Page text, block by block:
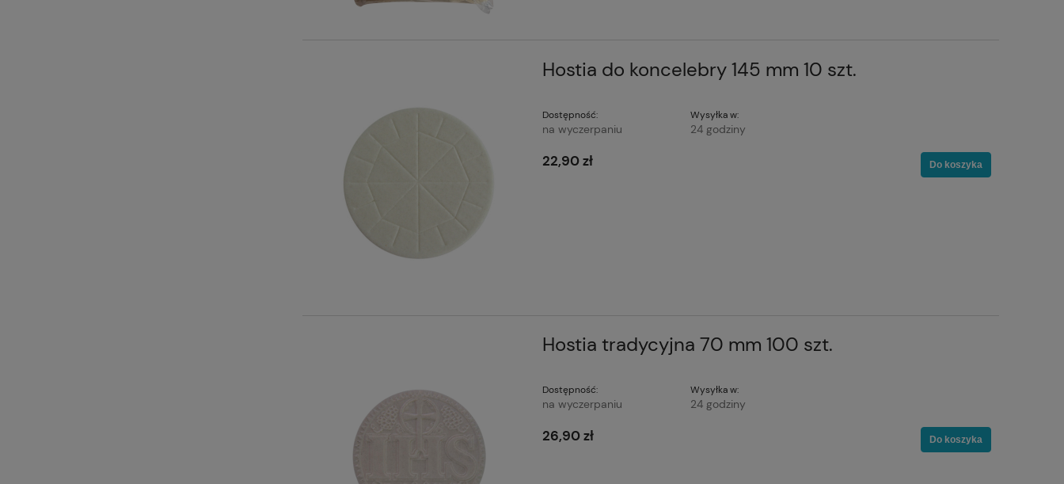
Hostia do koncelebry 145 mm 10 szt.
Dostępność:
na wyczerpaniu
Wysyłka w:
24 godziny
22,90 zł Do koszyka
Hostia tradycyjna 70 mm 100 szt.
Dostępność:
na wyczerpaniu
Wysyłka w:
24 godziny
26,90 zł Do koszyka